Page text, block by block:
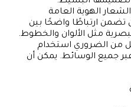
الهوية العامة
تضمن ارتباطًا واضحًا بين
مثل الألوان والخطوط.
من الضروري استخدام
جميع الوسائط. يمكن أن